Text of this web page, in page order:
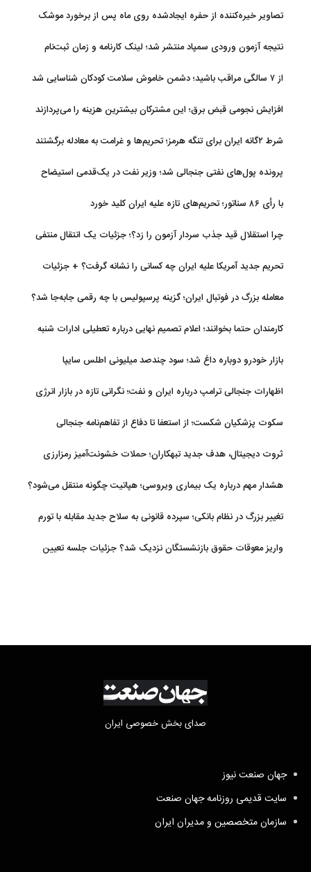
تصاویر خیره‌کننده از حفره ایجادشده روی ماه پس از برخورد موشک
فالکون ۹
نتیجه آزمون ورودی سمپاد منتشر شد؛ لینک کارنامه و زمان ثبت‌نام
از ۷ سالگی مراقب باشید؛ دشمن خاموش سلامت کودکان شناسایی شد
افزایش نجومی قبض برق؛ این مشترکان بیشترین هزینه را می‌پردازند
شرط ۲گانه ایران برای تنگه هرمز؛ تحریم‌ها و غرامت به معادله برگشتند
پرونده پول‌های نفتی جنجالی شد؛ وزیر نفت در یک‌قدمی استیضاح
با رأی ۸۶ سناتور؛ تحریم‌های تازه علیه ایران کلید خورد
چرا استقلال قید جذب سردار آزمون را زد؟؛ جزئیات یک انتقال منتفی
تحریم جدید آمریکا علیه ایران چه کسانی را نشانه گرفت؟ + جزئیات
معامله بزرگ در فوتبال ایران؛ گزینه پرسپولیس با چه رقمی جابه‌جا شد؟
کارمندان حتما بخوانند؛ اعلام تصمیم نهایی درباره تعطیلی ادارات شنبه
بازار خودرو دوباره داغ شد؛ سود چندصد میلیونی اطلس سایپا
اظهارات جنجالی ترامپ درباره ایران و نفت؛ نگرانی تازه در بازار انرژی
سکوت پزشکیان شکست؛ از استعفا تا دفاع از تفاهم‌نامه جنجالی
ثروت دیجیتال، هدف جدید تبهکاران؛ حملات خشونت‌آمیز رمزارزی
هشدار مهم درباره یک بیماری ویروسی؛ هپاتیت چگونه منتقل می‌شود؟
تغییر بزرگ در نظام بانکی؛ سپرده قانونی به سلاح جدید مقابله با تورم
واریز معوقات حقوق بازنشستگان نزدیک شد؟ جزئیات جلسه تعیین
صدای بخش خصوصی ایران
جهان صنعت نیوز
سایت قدیمی روزنامه جهان صنعت
سازمان متخصصین و مدیران ایران